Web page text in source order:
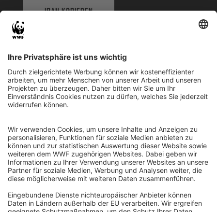
IBAN KOPIEREN
WWF Deutschland
Reinhardtstr. 18
10117 Berlin
Ihre Spende kann steuerlich geltend gemacht werden
Registriert als Stiftung WWF Deutschland, Senatsverwaltung für
Justiz Berlin, Az: 3416/976/2
Umsatzsteuer-Identifikationsnummer: DE 114236103
Freistellungsbescheid: Als gemeinnützige Körperschaft befreit
von der Körperschaftssteuer gem. §5 I 9 KStg. unter der